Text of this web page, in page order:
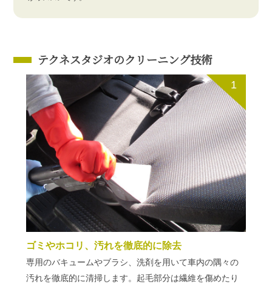
テクネスタジオのクリーニング技術
1
ゴミやホコリ、汚れを徹底的に除去
専用のバキュームやブラシ、洗剤を用いて車内の隅々の
汚れを徹底的に清掃します。起毛部分は繊維を傷めたり